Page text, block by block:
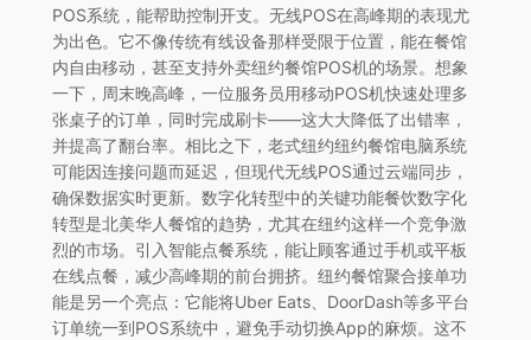
POS系统，能帮助控制开支。无线POS在高峰期的表现尤
为出色。它不像传统有线设备那样受限于位置，能在餐馆
内自由移动，甚至支持外卖纽约餐馆POS机的场景。想象
一下，周末晚高峰，一位服务员用移动POS机快速处理多
张桌子的订单，同时完成刷卡——这大大降低了出错率，
并提高了翻台率。相比之下，老式纽约纽约餐馆电脑系统
可能因连接问题而延迟，但现代无线POS通过云端同步，
确保数据实时更新。数字化转型中的关键功能餐饮数字化
转型是北美华人餐馆的趋势，尤其在纽约这样一个竞争激
烈的市场。引入智能点餐系统，能让顾客通过手机或平板
在线点餐，减少高峰期的前台拥挤。纽约餐馆聚合接单功
能是另一个亮点：它能将Uber Eats、DoorDash等多平台
订单统一到POS系统中，避免手动切换App的麻烦。这不